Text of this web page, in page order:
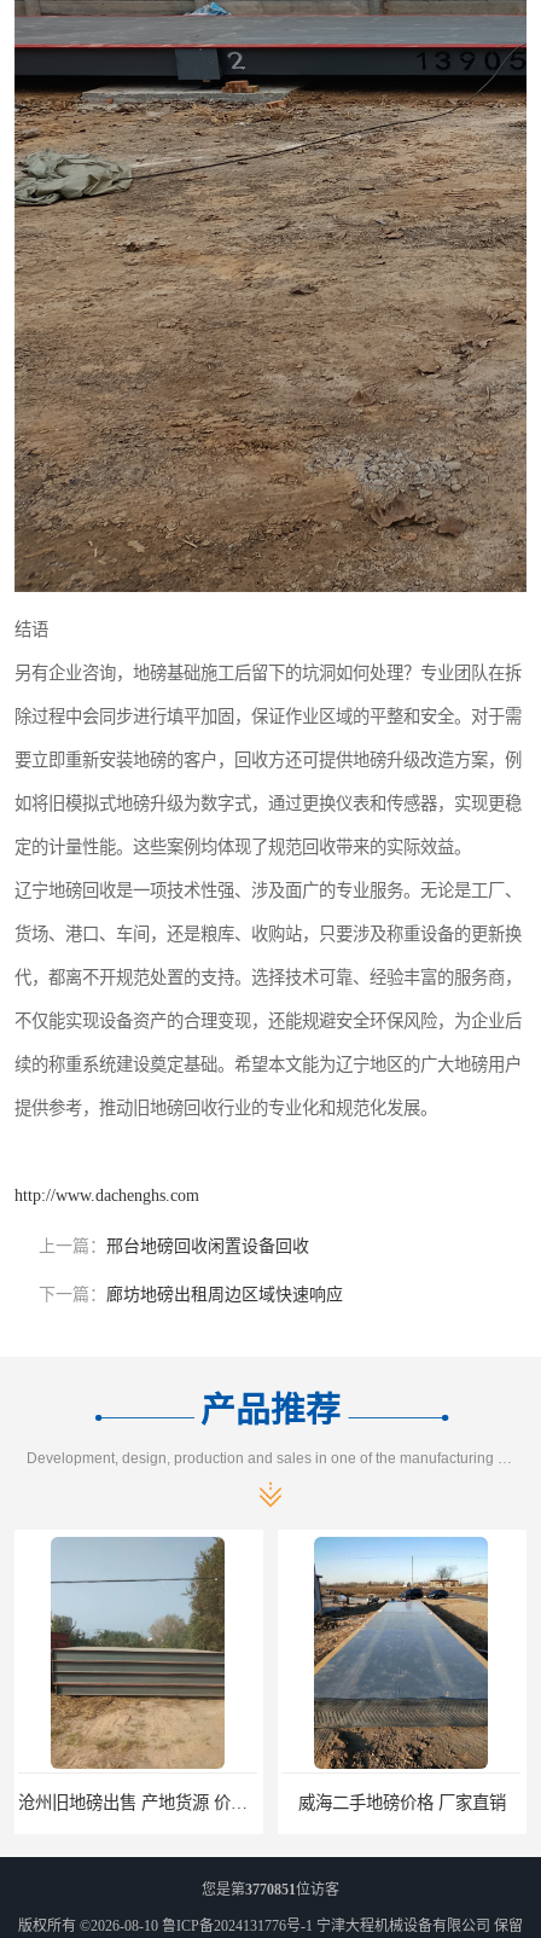
结语
另有企业咨询，地磅基础施工后留下的坑洞如何处理？专业团队在拆
除过程中会同步进行填平加固，保证作业区域的平整和安全。对于需
要立即重新安装地磅的客户，回收方还可提供地磅升级改造方案，例
如将旧模拟式地磅升级为数字式，通过更换仪表和传感器，实现更稳
定的计量性能。这些案例均体现了规范回收带来的实际效益。
辽宁地磅回收是一项技术性强、涉及面广的专业服务。无论是工厂、
货场、港口、车间，还是粮库、收购站，只要涉及称重设备的更新换
代，都离不开规范处置的支持。选择技术可靠、经验丰富的服务商，
不仅能实现设备资产的合理变现，还能规避安全环保风险，为企业后
续的称重系统建设奠定基础。希望本文能为辽宁地区的广大地磅用户
提供参考，推动旧地磅回收行业的专业化和规范化发展。
http://www.dachenghs.com
上一篇： 邢台地磅回收闲置设备回收
下一篇： 廊坊地磅出租周边区域快速响应
产品推荐
Development, design, production and sales in one of the manufacturing enterprises
威海二手地磅价格 厂家直销
您是第3770851位访客
版权所有 ©2026-08-10 鲁ICP备2024131776号-1 宁津大程机械设备有限公司 保留